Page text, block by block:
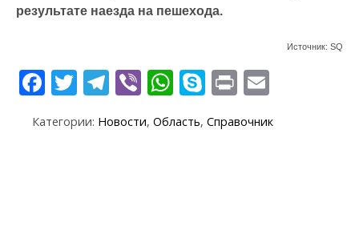
результате наезда на пешехода.
Источник: SQ
F
ac
e
T
w
itt
T
el
e
Vi
b
er
W
h
at
S
k
y
Pr
in
t ai
Категории: Новости, Область, Справочник